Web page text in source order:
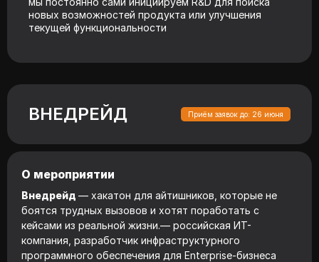
новых возможностей продукта или улучшения
текущей функциональности
ВНЕДРЕЙД Приём заявок до: 26 июня
О мероприятии
Внедрейд — хакатон для айтишников, которые не
боятся трудных вызовов и хотят поработать с
кейсами из реальной жизни.— российская ИТ-
компания, разработчик инфраструктурного
программного обеспечения для Enterprise-бизнеса